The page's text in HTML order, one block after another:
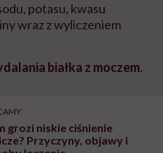
potasu, kwasu
wraz z wyliczeniem
białka z moczem.
grozi niskie ciśnienie
Przyczyny, objawy i